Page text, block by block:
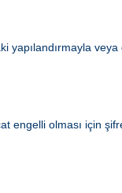
yapılandırmayla
olması için